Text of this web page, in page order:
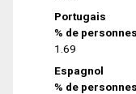
Portugais
% de personnes
1.69
Espagnol
% de personnes